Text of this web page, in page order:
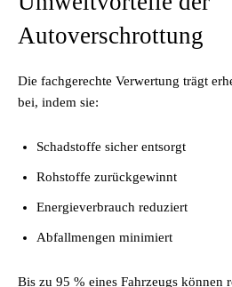
Autoverschrottung
Die fachgerechte Verwertung trägt
bei, indem sie:
Schadstoffe sicher entsorgt
Rohstoffe zurückgewinnt
Energieverbrauch reduziert
Abfallmengen minimiert
Bis zu 95 % eines Fahrzeugs können